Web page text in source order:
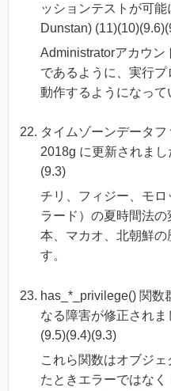
ッションテストが可
Dunstan)
Administratorアカウン
であるように、実行
動作するようになって
タイムゾーンデータ
2018g に更新されま
(9.3)
チリ、フィジー、モ
ラード）の夏時間法
本、マカオ、北朝鮮の
す。
has_*_privilege() 関数
なる障害が修正されま
(9.5)(9.4)(9.3)
これら関数はオブジ
たときエラーではな